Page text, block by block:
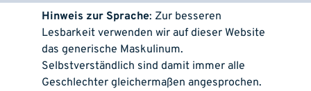
Hinweis zur Sprache: Zur besseren
Lesbarkeit verwenden wir auf dieser Website
das generische Maskulinum.
Selbstverständlich sind damit immer alle
Geschlechter gleichermaßen angesprochen.